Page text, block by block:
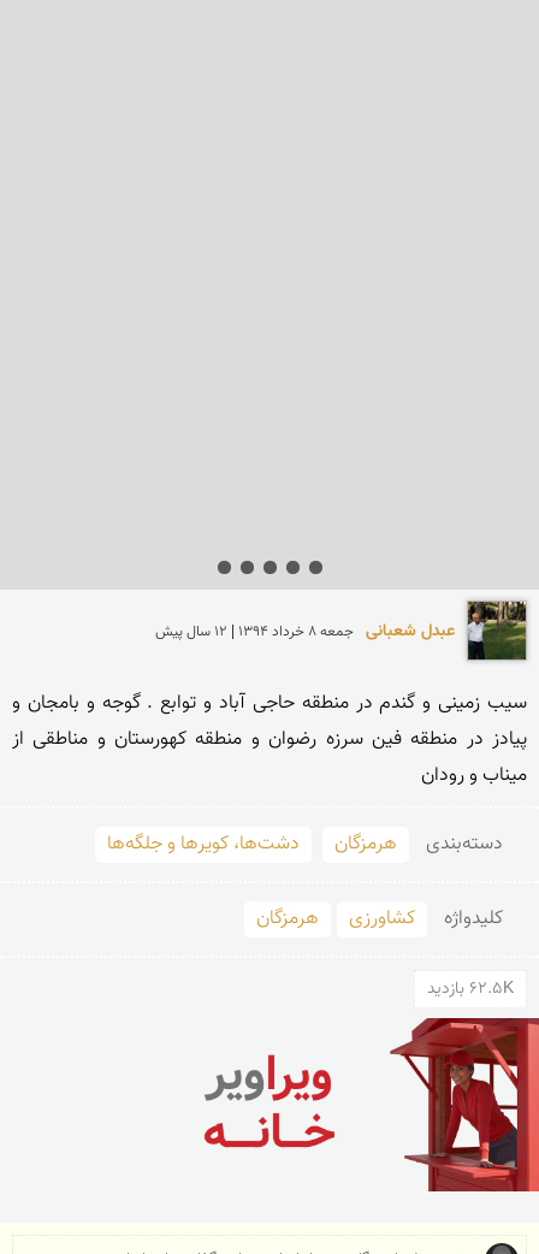
عبدل شعبانی جمعه 8 خرداد 1394 | 12 سال پیش
میناب و رودان
دسته‌بندی هرمزگان دشت‌ها، کویرها و جلگه‌ها
کلید‌واژه کشاورزی هرمزگان
62.5K بازدید